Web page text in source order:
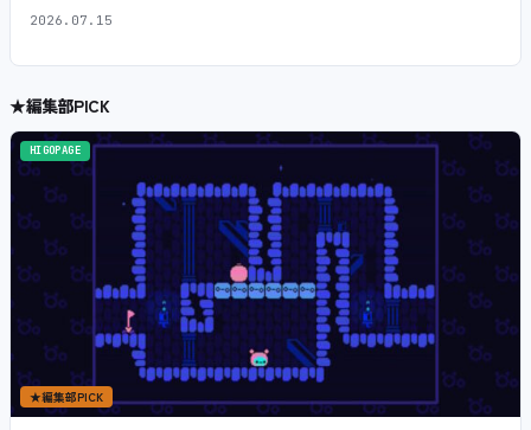
2026.07.15
★編集部PICK
HIGOPAGE
★編集部PICK